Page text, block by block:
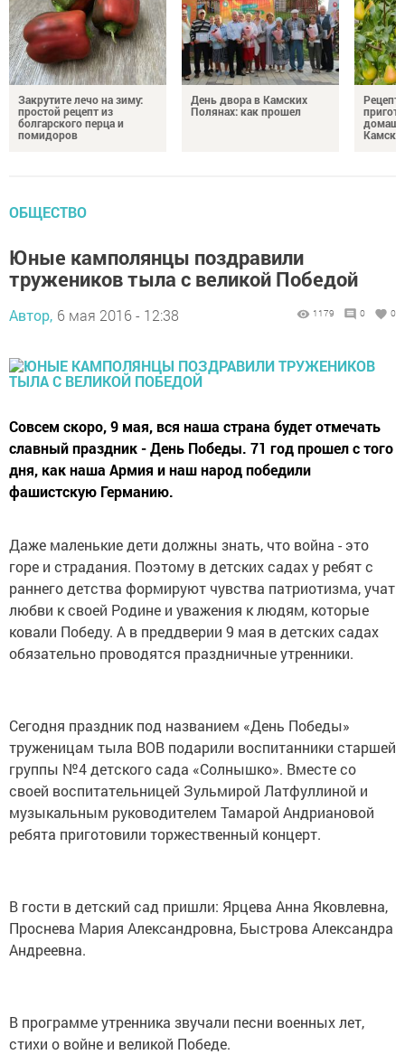
Закрутите лечо на зиму:
простой рецепт из
болгарского перца и
помидоров
День двора в Камских
Полянах: как прошел
ОБЩЕСТВО
Юные камполянцы поздравили
тружеников тыла с великой Победой
Автор, 6 мая 2016 - 12:38 1179 0 0
Совсем скоро, 9 мая, вся наша страна будет отмечать
славный праздник - День Победы. 71 год прошел с того
дня, как наша Армия и наш народ победили
фашистскую Германию.
Даже маленькие дети должны знать, что война - это
горе и страдания. Поэтому в детских садах у ребят с
раннего детства формируют чувства патриотизма, учат
любви к своей Родине и уважения к людям, которые
ковали Победу. А в преддверии 9 мая в детских садах
обязательно проводятся праздничные утренники.
Сегодня праздник под названием «День Победы»
труженицам тыла ВОВ подарили воспитанники старшей
группы №4 детского сада «Солнышко». Вместе со
своей воспитательницей Зульмирой Латфуллиной и
музыкальным руководителем Тамарой Андриановой
ребята приготовили торжественный концерт.
В гости в детский сад пришли: Ярцева Анна Яковлевна,
Проснева Мария Александровна, Быстрова Александра
Андреевна.
В программе утренника звучали песни военных лет,
стихи о войне и великой Победе.